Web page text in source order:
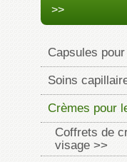
>>
Capsules
Soins
Crèmes pour
Coffrets de
visage >>